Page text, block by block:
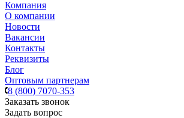
Компания
О компании
Новости
Вакансии
Контакты
Реквизиты
Блог
Оптовым партнерам
8 (800) 7070-353
Заказать звонок
Задать вопрос